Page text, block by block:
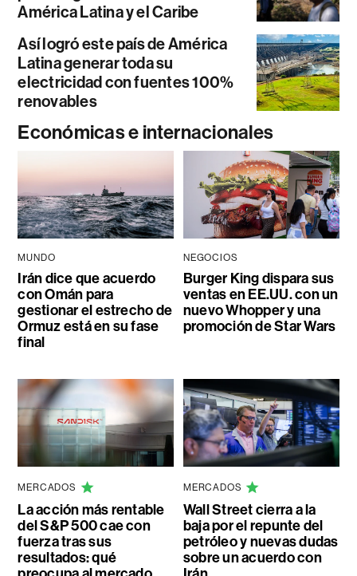
América Latina y el Caribe
Así logró este país de América
Latina generar toda su
electricidad con fuentes 100%
renovables
Económicas e internacionales
MUNDO
Irán dice que acuerdo
con Omán para
gestionar el estrecho de
Ormuz está en su fase
final
NEGOCIOS
Burger King dispara sus
ventas en EE.UU. con un
nuevo Whopper y una
promoción de Star Wars
MERCADOS
La acción más rentable
del S&P 500 cae con
fuerza tras sus
resultados: qué
MERCADOS
Wall Street cierra a la
baja por el repunte del
petróleo y nuevas dudas
sobre un acuerdo con